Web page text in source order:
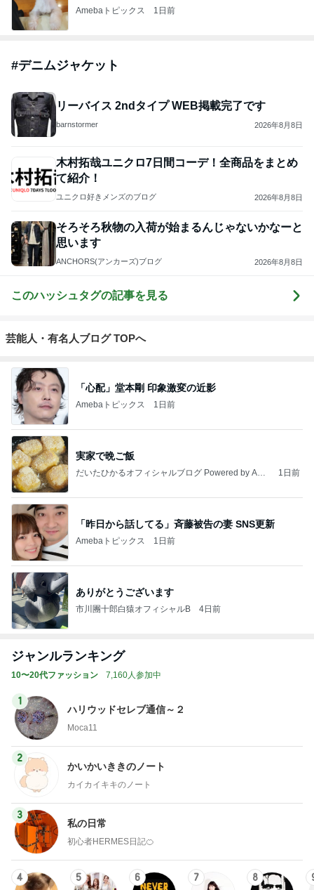
Amebaトピックス 1日前
#デニムジャケット
リーバイス 2ndタイプ WEB掲載完了です
barnstormer 2026年8月8日
木村拓哉ユニクロ7日間コーデ！全商品をまとめ
て紹介！
ユニクロ好きメンズのブログ 2026年8月8日
そろそろ秋物の入荷が始まるんじゃないかなーと
思います
ANCHORS(アンカーズ)ブログ 2026年8月8日
このハッシュタグの記事を見る
芸能人・有名人ブログ TOPへ
「心配」堂本剛 印象激変の近影
Amebaトピックス 1日前
実家で晩ご飯
だいたひかるオフィシャルブログ Powered by Ame
1日前
「昨日から話してる」斉藤被告の妻 SNS更新
Amebaトピックス 1日前
ありがとうございます
市川團十郎白猿オフィシャルB 4日前
ジャンルランキング
10〜20代ファッション 7,160人参加中
1
ハリウッドセレブ通信～２
Moca11
2
かいかいききのノート
カイカイキキのノート
3
私の日常
初心者HERMES日記🍊
4 5 6 7 8